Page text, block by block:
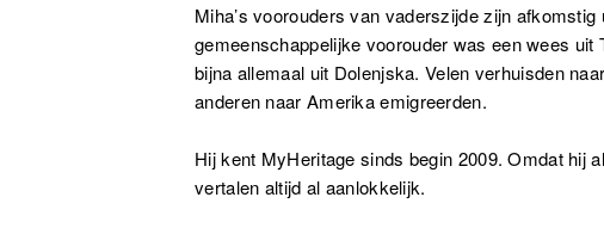
Miha’s voorouders van vaderszijde zijn
gemeenschappelijke voorouder was een wees
bijna allemaal uit Dolenjska. Velen verhuisden
anderen naar Amerika emigreerden.
Hij kent MyHeritage sinds begin 2009. Omdat hij
vertalen altijd al aanlokkelijk.